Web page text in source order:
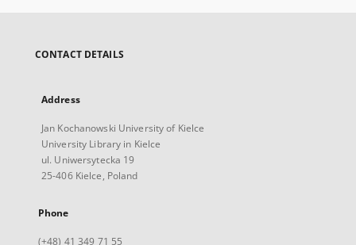
CONTACT DETAILS
Address
Jan Kochanowski University of Kielce
University Library in Kielce
ul. Uniwersytecka 19
25-406 Kielce, Poland
Phone
(+48) 41 349 71 55